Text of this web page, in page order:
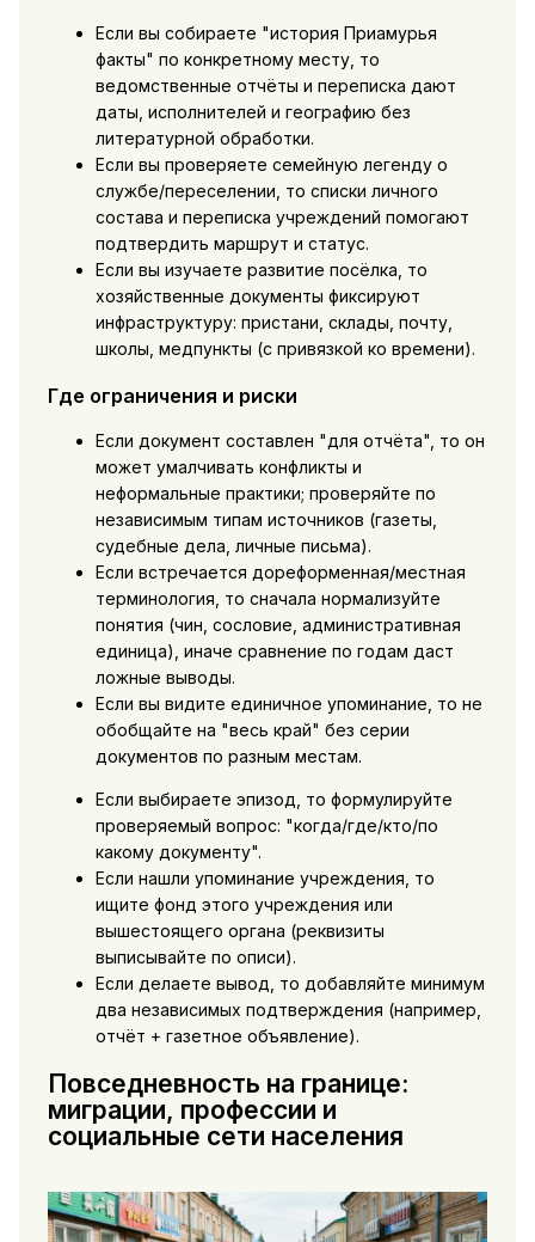
Если вы собираете "история Приамурья
факты" по конкретному месту, то
ведомственные отчёты и переписка дают
даты, исполнителей и географию без
литературной обработки.
Если вы проверяете семейную легенду о
службе/переселении, то списки личного
состава и переписка учреждений помогают
подтвердить маршрут и статус.
Если вы изучаете развитие посёлка, то
хозяйственные документы фиксируют
инфраструктуру: пристани, склады, почту,
школы, медпункты (с привязкой ко времени).
Где ограничения и риски
Если документ составлен "для отчёта", то он
может умалчивать конфликты и
неформальные практики; проверяйте по
независимым типам источников (газеты,
судебные дела, личные письма).
Если встречается дореформенная/местная
терминология, то сначала нормализуйте
понятия (чин, сословие, административная
единица), иначе сравнение по годам даст
ложные выводы.
Если вы видите единичное упоминание, то не
обобщайте на "весь край" без серии
документов по разным местам.
Если выбираете эпизод, то формулируйте
проверяемый вопрос: "когда/где/кто/по
какому документу".
Если нашли упоминание учреждения, то
ищите фонд этого учреждения или
вышестоящего органа (реквизиты
выписывайте по описи).
Если делаете вывод, то добавляйте минимум
два независимых подтверждения (например,
отчёт + газетное объявление).
Повседневность на границе:
миграции, профессии и
социальные сети населения